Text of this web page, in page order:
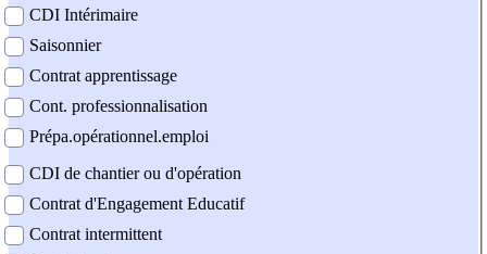
CDI Intérimaire
Saisonnier
Contrat apprentissage
Cont. professionnalisation
Prépa.opérationnel.emploi
CDI de chantier ou d'opération
Contrat d'Engagement Educatif
Contrat intermittent